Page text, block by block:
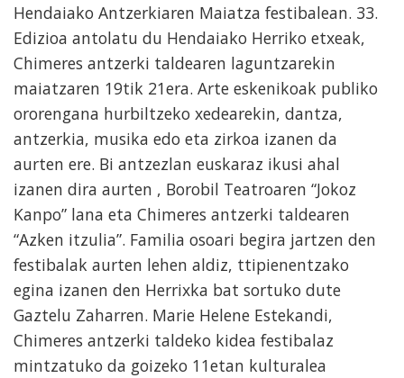
Hendaiako Antzerkiaren Maiatza festibalean. 33.
Edizioa antolatu du Hendaiako Herriko etxeak,
Chimeres antzerki taldearen laguntzarekin
maiatzaren 19tik 21era. Arte eskenikoak publiko
ororengana hurbiltzeko xedearekin, dantza,
antzerkia, musika edo eta zirkoa izanen da
aurten ere. Bi antzezlan euskaraz ikusi ahal
izanen dira aurten , Borobil Teatroaren “Jokoz
Kanpo” lana eta Chimeres antzerki taldearen
“Azken itzulia”. Familia osoari begira jartzen den
festibalak aurten lehen aldiz, ttipienentzako
egina izanen den Herrixka bat sortuko dute
Gaztelu Zaharren. Marie Helene Estekandi,
Chimeres antzerki taldeko kidea festibalaz
mintzatuko da goizeko 11etan kulturalea